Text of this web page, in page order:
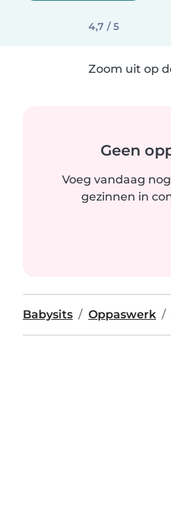
4,7 / 5
Zoom uit op
Geen
Voeg vandaag
gezinnen in
Babysits Oppaswerk